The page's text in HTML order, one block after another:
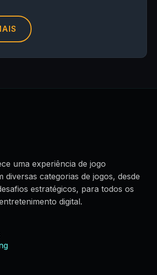
uma experiência de jogo
diversas categorias de jogos, desde
estratégicos, para todos os
digital.